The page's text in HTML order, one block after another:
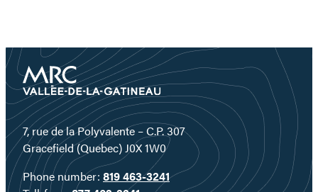
7, rue de la Polyvalente – C.P. 307
Gracefield (Quebec) J0X 1W0
Phone number: 819 463-3241